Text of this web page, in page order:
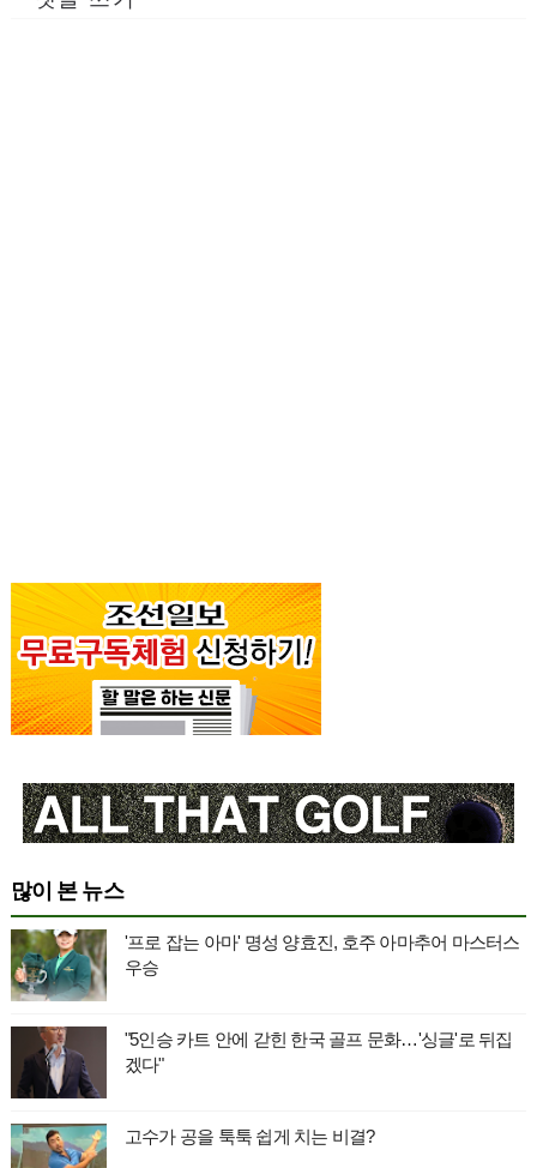
많이 본 뉴스
'프로 잡는 아마' 명성 양효진, 호주 아마추어 마스터스
우승
"5인승 카트 안에 갇힌 한국 골프 문화…'싱글'로 뒤집
겠다"
고수가 공을 툭툭 쉽게 치는 비결?